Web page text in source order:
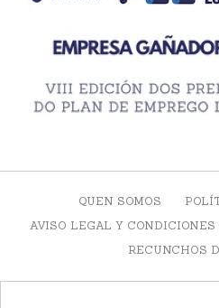
QUEN SOMOS
AVISO LEGAL Y CONDICIONES
RECUNCHOS